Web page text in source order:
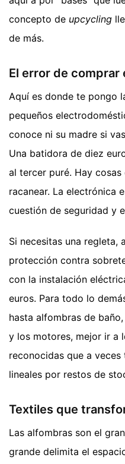
concepto de upcycling
de más.
El error de
Aquí es donde te pongo
pequeños
conoce ni su madre si
Una batidora de diez
al tercer puré. Hay
racanear. La electrónica
cuestión de seguridad y
Si necesitas una regleta,
protección contra
con la instalación
euros. Para todo lo
hasta alfombras de
y los motores, mejor ir a
reconocidas que a
lineales por restos de
Textiles que
Las alfombras son el
grande delimita el